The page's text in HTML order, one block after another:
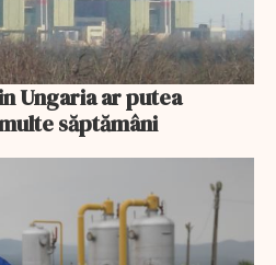
Ungaria ar putea
săptămâni